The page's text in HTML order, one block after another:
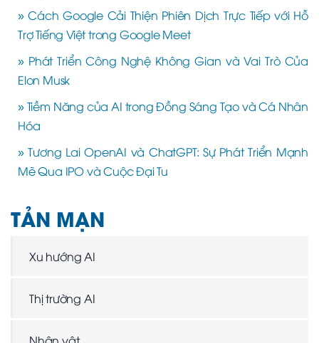
» Cách Google Cải Thiện Phiên Dịch Trực Tiếp với Hỗ
Trợ Tiếng Việt trong Google Meet
» Phát Triển Công Nghệ Không Gian và Vai Trò Của
Elon Musk
» Tiềm Năng của AI trong Đồng Sáng Tạo và Cá Nhân
Hóa
» Tương Lai OpenAI và ChatGPT: Sự Phát Triển Mạnh
Mẽ Qua IPO và Cuộc Đại Tu
TẢN MẠN
Xu hướng AI
Thị trường AI